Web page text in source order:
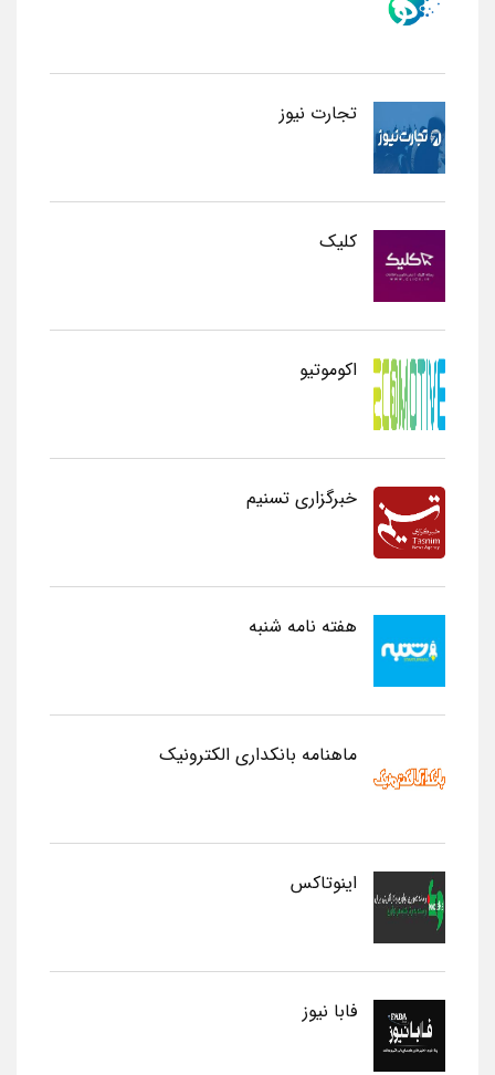
تجارت نیوز
کلیک
اکوموتیو
خبرگزاری تسنیم
هفته نامه شنبه
ماهنامه بانکداری الکترونیک
اینوتاکس
فابا نیوز